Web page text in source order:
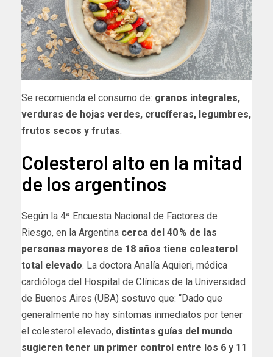
Se recomienda el consumo de: granos integrales,
verduras de hojas verdes, crucíferas, legumbres,
frutos secos y frutas.
Colesterol alto en la mitad
de los argentinos
Según la 4ª Encuesta Nacional de Factores de
Riesgo, en la Argentina cerca del 40 % de las
personas mayores de 18 años tiene colesterol
total elevado. La doctora Analía Aquieri, médica
cardióloga del Hospital de Clínicas de la Universidad
de Buenos Aires (UBA) sostuvo que: “Dado que
generalmente no hay síntomas inmediatos por tener
el colesterol elevado, distintas guías del mundo
sugieren tener un primer control entre los 6 y 11